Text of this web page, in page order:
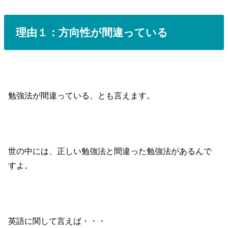
理由１：方向性が間違っている
勉強法が間違っている、とも言えます。
世の中には、正しい勉強法と間違った勉強法があるんで
すよ。
英語に関して言えば・・・